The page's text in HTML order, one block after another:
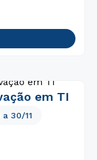
em TI
a 30/11